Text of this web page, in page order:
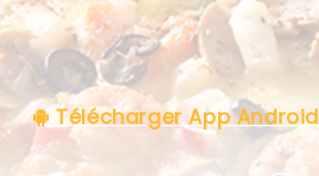
MENTIONS LÉGALES
C.G.V
Télécharger App Android